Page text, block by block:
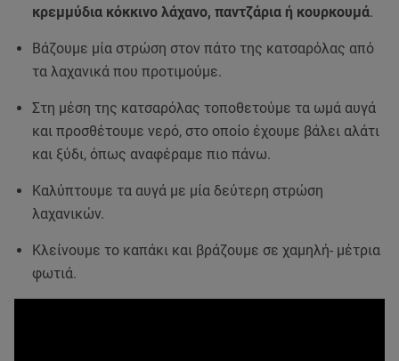
κρεμμύδια κόκκινο λάχανο, παντζάρια ή κουρκουμά.
Βάζουμε μία στρώση στον πάτο της κατσαρόλας από
τα λαχανικά που προτιμούμε.
Στη μέση της κατσαρόλας τοποθετούμε τα ωμά αυγά
και προσθέτουμε νερό, στο οποίο έχουμε βάλει αλάτι
και ξύδι, όπως αναφέραμε πιο πάνω.
Καλύπτουμε τα αυγά με μία δεύτερη στρώση
λαχανικών.
Κλείνουμε το καπάκι και βράζουμε σε χαμηλή- μέτρια
φωτιά.